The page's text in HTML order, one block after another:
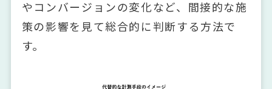
やコンバージョンの変化など、間接的な施
策の影響を見て総合的に判断する方法で
す。